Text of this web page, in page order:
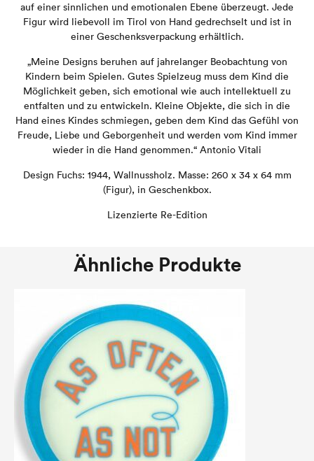
auf einer sinnlichen und emotionalen Ebene überzeugt. Jede
Figur wird liebevoll im Tirol von Hand gedrechselt und ist in
einer Geschenksverpackung erhältlich.
„Meine Designs beruhen auf jahrelanger Beobachtung von
Kindern beim Spielen. Gutes Spielzeug muss dem Kind die
Möglichkeit geben, sich emotional wie auch intellektuell zu
entfalten und zu entwickeln. Kleine Objekte, die sich in die
Hand eines Kindes schmiegen, geben dem Kind das Gefühl von
Freude, Liebe und Geborgenheit und werden vom Kind immer
wieder in die Hand genommen.“ Antonio Vitali
Design Fuchs: 1944, Wallnussholz. Masse: 260 x 34 x 64 mm
(Figur), in Geschenkbox.
Lizenzierte Re-Edition
Ähnliche Produkte